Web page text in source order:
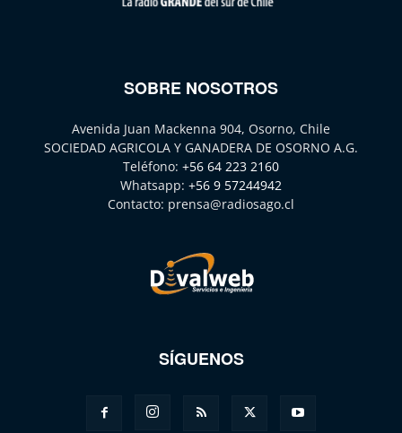
SOBRE NOSOTROS
Avenida Juan Mackenna 904, Osorno, Chile
SOCIEDAD AGRICOLA Y GANADERA DE OSORNO A.G.
Teléfono: +56 64 223 2160
Whatsapp: +56 9 57244942
Contacto: prensa@radiosago.cl
SÍGUENOS